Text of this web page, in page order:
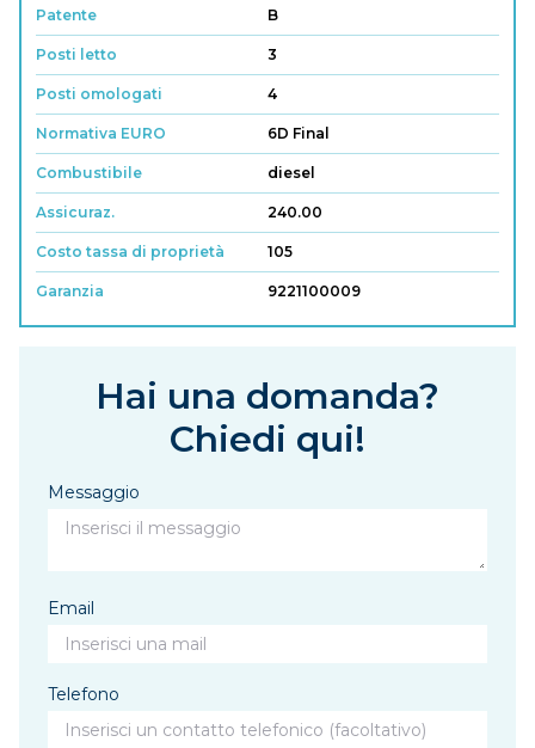
Patente B
Posti letto 3
Posti omologati 4
Normativa EURO 6D Final
Combustibile diesel
Assicuraz. 240.00
Costo tassa di proprietà 105
Garanzia 9221100009
Hai una domanda?
Chiedi qui!
Messaggio
Email
Telefono